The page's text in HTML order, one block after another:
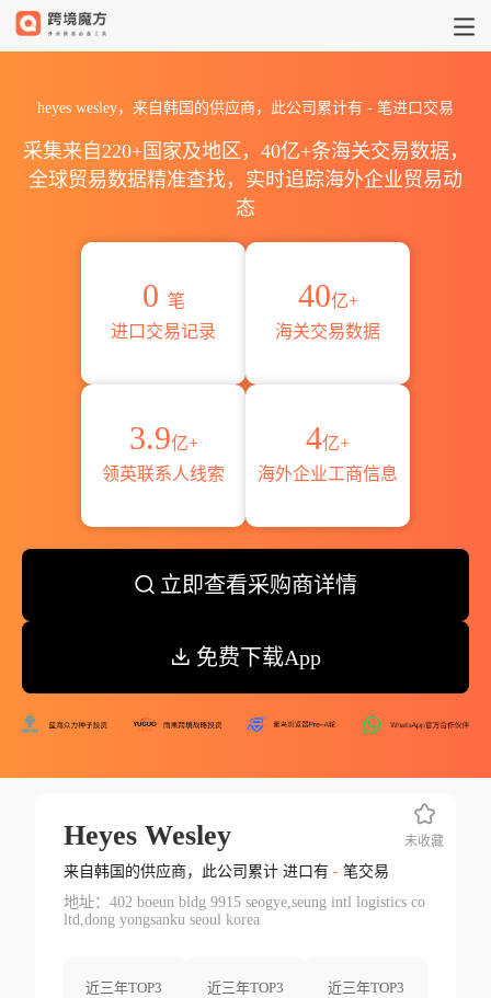
heyes wesley，来自韩国的供应商，此公司累计有 - 笔进口交易
采集来自220+国家及地区，40亿+条海关交易数据，
全球贸易数据精准查找，实时追踪海外企业贸易动
态
0 笔
进口交易记录
40亿+
海关交易数据
3.9亿+
领英联系人线索
4亿+
海外企业工商信息
立即查看采购商详情
免费下载App
Heyes Wesley
来自韩国的供应商，此公司累计 进口有 -笔交易
地址：402 boeun bldg 9915 seogye,seung intl logistics co
ltd,dong yongsanku seoul korea
近三年TOP3
近三年TOP3
近三年TOP3
未收藏